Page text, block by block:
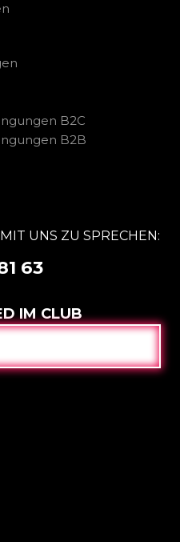
B2C
B2B
UNS ZU SPRECHEN:
63
IM CLUB